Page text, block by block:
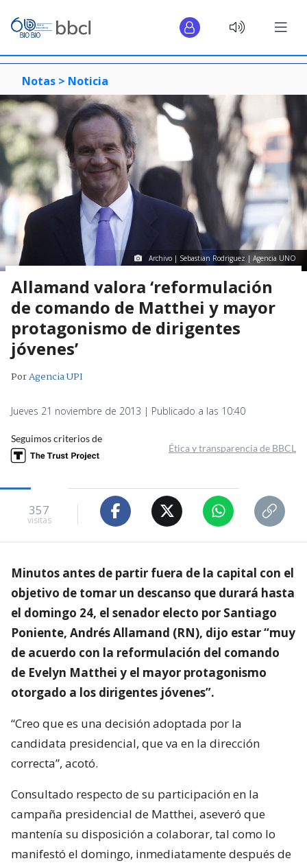
Notas > Noticia
Archivo | Sebastian Rodriguez | Agencia UNO
Allamand valora ‘reformulación
de comando de Matthei y mayor
protagonismo de dirigentes
jóvenes’
PorAgencia UPI
Jueves 21 noviembre de 2013 | Publicado a las 10:40
Seguimos criterios de
Ética y transparencia de BBCL
357
visitas
Minutos antes de partir fuera de la capital con el
objetivo de tomar un descanso que durará hasta
el domingo 24, el senador electo por Santiago
Poniente, Andrés Allamand (RN), dijo estar “muy
de acuerdo con la reformulación del comando
de Evelyn Matthei y el mayor protagonismo
otorgado a los dirigentes jóvenes”.
“Creo que es una decisión adoptada por la
candidata presidencial, que va en la dirección
correcta”, acotó.
Consultado respecto de su participación en la
campaña presidencial de Matthei, aseveró que
mantenía su disposición a colaborar, tal como lo
manifestó el domingo, inmediatamente después de